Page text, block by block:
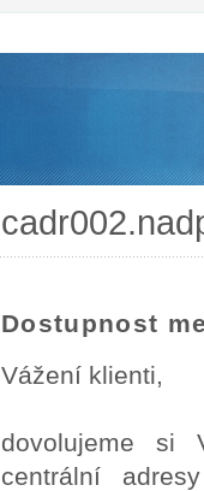
Dostupnost
Vážení klienti,
dovolujeme si
centrální